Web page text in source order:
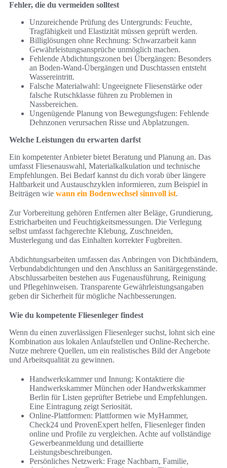
Fehler, die du vermeiden solltest
Unzureichende Prüfung des Untergrunds: Feuchte,
Tragfähigkeit und Elastizität müssen geprüft werden.
Billiglösungen ohne Rechnung: Schwarzarbeit kann
Gewährleistungsansprüche unmöglich machen.
Fehlende Abdichtungszonen bei Übergängen: Besonders
an Boden-Wand-Übergängen und Duschtassen entsteht
Wassereintritt.
Falsche Materialwahl: Ungeeignete Fliesenstärke oder
falsche Rutschklasse führen zu Problemen in
Nassbereichen.
Ungenügende Planung von Bewegungsfugen: Fehlende
Dehnzonen verursachen Risse und Abplatzungen.
Welche Leistungen du erwarten darfst
Ein kompetenter Anbieter bietet Beratung und Planung an. Das
umfasst Fliesenauswahl, Materialkalkulation und technische
Empfehlungen. Bei Bedarf kannst du dich vorab über längere
Haltbarkeit und Austauschzyklen informieren, zum Beispiel in
Beiträgen wie wann ein Bodenwechsel sinnvoll ist.
Zur Vorbereitung gehören Entfernen alter Beläge, Grundierung,
Estricharbeiten und Feuchtigkeitsmessungen. Die Verlegung
selbst umfasst fachgerechte Klebung, Zuschneiden,
Musterlegung und das Einhalten korrekter Fugbreiten.
Abdichtungsarbeiten umfassen das Anbringen von Dichtbändern,
Verbundabdichtungen und den Anschluss an Sanitärgegenstände.
Abschlussarbeiten bestehen aus Fugenausführung, Reinigung
und Pflegehinweisen. Transparente Gewährleistungsangaben
geben dir Sicherheit für mögliche Nachbesserungen.
Wie du kompetente Fliesenleger findest
Wenn du einen zuverlässigen Fliesenleger suchst, lohnt sich eine
Kombination aus lokalen Anlaufstellen und Online-Recherche.
Nutze mehrere Quellen, um ein realistisches Bild der Angebote
und Arbeitsqualität zu gewinnen.
Handwerkskammer und Innung: Kontaktiere die
Handwerkskammer München oder Handwerkskammer
Berlin für Listen geprüfter Betriebe und Empfehlungen.
Eine Eintragung zeigt Seriosität.
Online-Plattformen: Plattformen wie MyHammer,
Check24 und ProvenExpert helfen, Fliesenleger finden
online und Profile zu vergleichen. Achte auf vollständige
Gewerbeanmeldung und detaillierte
Leistungsbeschreibungen.
Persönliches Netzwerk: Frage Nachbarn, Familie,